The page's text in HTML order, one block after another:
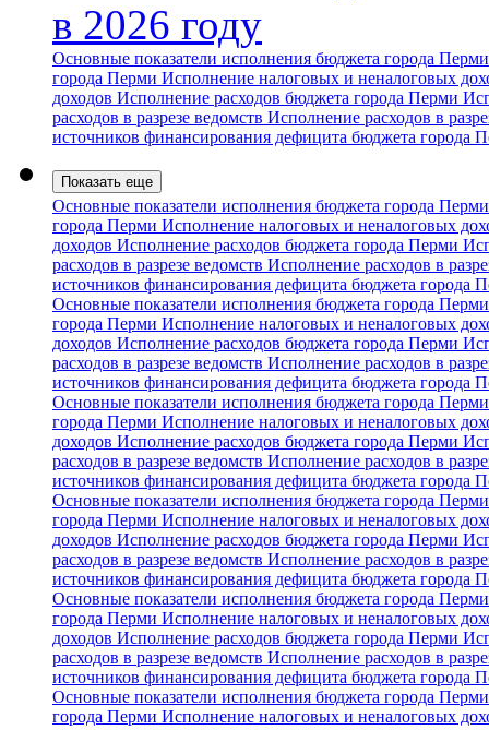
в 2026 году
Основные показатели исполнения бюджета города
города Перми Исполнение налоговых и неналоговых
доходов Исполнение расходов бюджета города Перми
расходов в разрезе ведомств Исполнение расходов в
источников финансирования дефицита бюджета города
Показать еще
Основные показатели исполнения бюджета города
города Перми Исполнение налоговых и неналоговых
доходов Исполнение расходов бюджета города Перми
расходов в разрезе ведомств Исполнение расходов в
источников финансирования дефицита бюджета города
Основные показатели исполнения бюджета города
города Перми Исполнение налоговых и неналоговых
доходов Исполнение расходов бюджета города Перми
расходов в разрезе ведомств Исполнение расходов в
источников финансирования дефицита бюджета города
Основные показатели исполнения бюджета города
города Перми Исполнение налоговых и неналоговых
доходов Исполнение расходов бюджета города Перми
расходов в разрезе ведомств Исполнение расходов в
источников финансирования дефицита бюджета города
Основные показатели исполнения бюджета города
города Перми Исполнение налоговых и неналоговых
доходов Исполнение расходов бюджета города Перми
расходов в разрезе ведомств Исполнение расходов в
источников финансирования дефицита бюджета города
Основные показатели исполнения бюджета города
города Перми Исполнение налоговых и неналоговых
доходов Исполнение расходов бюджета города Перми
расходов в разрезе ведомств Исполнение расходов в
источников финансирования дефицита бюджета города
Основные показатели исполнения бюджета города
города Перми Исполнение налоговых и неналоговых